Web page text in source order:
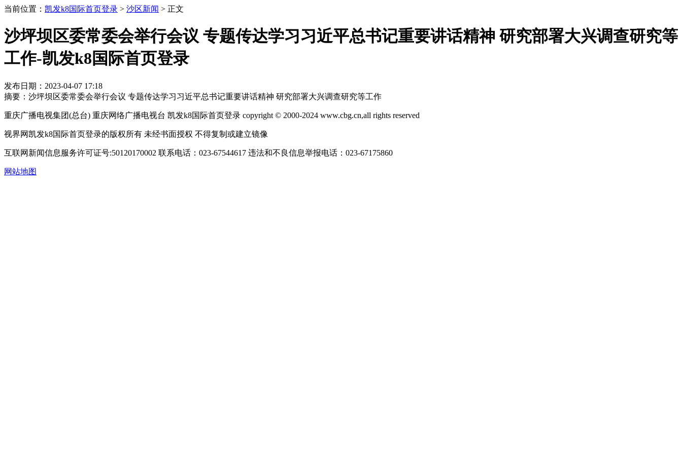
当前位置： 凯发k8国际首页登录 > 沙区新闻 > 正文
沙坪坝区委常委会举行会议 专题传达学习习近平总书记重要讲话精神 研究部署大兴调查研究等
工作-凯发k8国际首页登录
发布日期：2023-04-07 17:18
摘要：沙坪坝区委常委会举行会议 专题传达学习习近平总书记重要讲话精神 研究部署大兴调查研究等工作
重庆广播电视集团(总台) 重庆网络广播电视台 凯发k8国际首页登录 copyright © 2000-2024 www.cbg.cn,all rights reserved
视界网凯发k8国际首页登录的版权所有 未经书面授权 不得复制或建立镜像
互联网新闻信息服务许可证号:50120170002 联系电话：023-67544617 违法和不良信息举报电话：023-67175860
网站地图